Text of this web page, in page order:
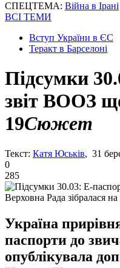
СПЕЦТЕМА: Війна в Ірані
ВСІ ТЕМИ
Вступ України в ЄС
Теракт в Барселоні
Підсумки
звіт ВООЗ
19Сюжет
Текст: Катя Юськів, 31
0
285
Верховна Рада зібралася на
Україна
паспорти до
опублікувала